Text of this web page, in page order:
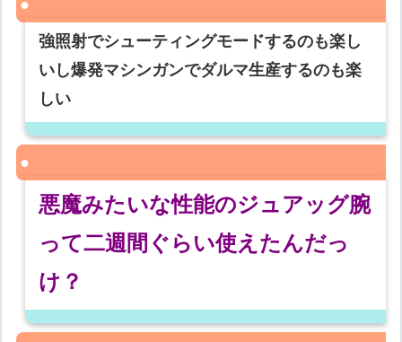
強照射でシューティングモードするのも楽し
いし爆発マシンガンでダルマ生産するのも楽
しい
悪魔みたいな性能のジュアッグ腕
って二週間ぐらい使えたんだっ
け？